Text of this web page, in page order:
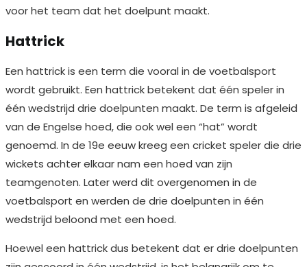
voor het team dat het doelpunt maakt.
Hattrick
Een hattrick is een term die vooral in de voetbalsport
wordt gebruikt. Een hattrick betekent dat één speler in
één wedstrijd drie doelpunten maakt. De term is afgeleid
van de Engelse hoed, die ook wel een “hat” wordt
genoemd. In de 19e eeuw kreeg een cricket speler die drie
wickets achter elkaar nam een hoed van zijn
teamgenoten. Later werd dit overgenomen in de
voetbalsport en werden de drie doelpunten in één
wedstrijd beloond met een hoed.
Hoewel een hattrick dus betekent dat er drie doelpunten